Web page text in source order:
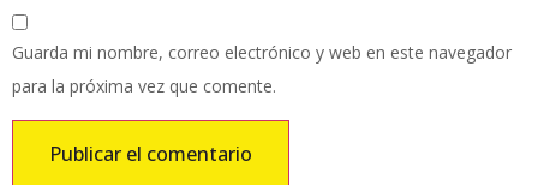
Guarda mi nombre, correo electrónico y web en este navegador
para la próxima vez que comente.